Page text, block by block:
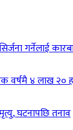
गर्नेलाई
वर्षमै ४ लाख २०
घटनापछि तनाव